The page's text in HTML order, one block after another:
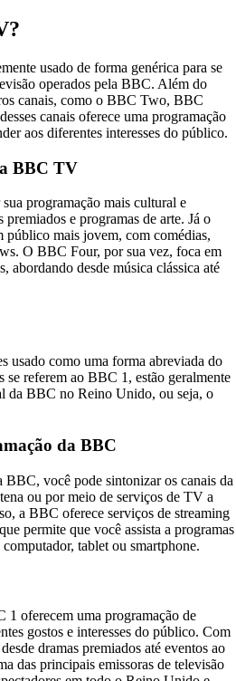
usado de forma genérica para se
operados pela BBC. Além do
canais, como o BBC Two, BBC
canais oferece uma programação
aos diferentes interesses do público.
BBC TV
programação mais cultural e
e programas de arte. Já o
mais jovem, com comédias,
O BBC Four, por sua vez, foca em
abordando desde música clássica até
usado como uma forma abreviada do
se referem ao BBC 1, estão geralmente
da BBC no Reino Unido, ou seja, o
da BBC
BBC, você pode sintonizar os canais da
ou por meio de serviços de TV a
a BBC oferece serviços de streaming
permite que você assista a programas
tablet ou smartphone.
oferecem uma programação de
gostos e interesses do público. Com
dramas premiados até eventos ao
das principais emissoras de televisão